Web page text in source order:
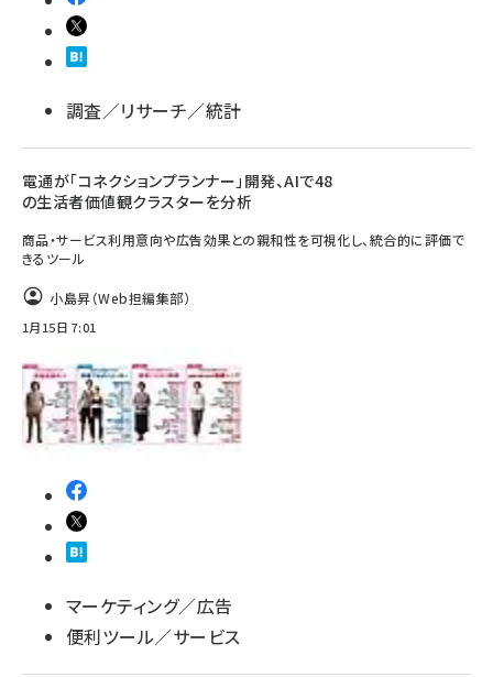
調査／リサーチ／統計
電通が「コネクションプランナー」開発、AIで48
の生活者価値観クラスターを分析
商品・サービス利用意向や広告効果との親和性を可視化し、統合的に評価で
きるツール
小島昇（Web担編集部）
1月15日 7:01
マーケティング／広告
便利ツール／サービス